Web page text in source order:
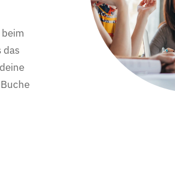
das